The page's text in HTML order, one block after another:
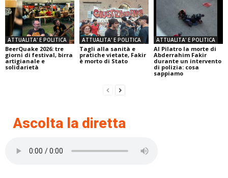
ATTUALITA' E POLITICA
BeerQuake 2026: tre
giorni di festival, birra
artigianale e
solidarietà
ATTUALITA' E POLITICA
Tagli alla sanità e
pratiche vietate, Fakir
è morto di Stato
ATTUALITA' E POLITICA
Al Pilatro la morte di
Abderrahim Fakir
durante un intervento
di polizia: cosa
sappiamo
Ascolta la diretta